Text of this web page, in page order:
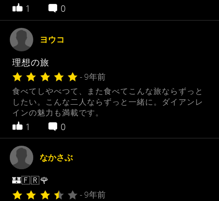
1 0
ヨウコ
理想の旅
- 9年前
食べてしやべつて、また食べてこんな旅ならずっと
したい。こんな二人ならずっと一緒に。ダイアンレ
インの魅力も満載です。
1 0
なかさぶ
🏰🇫🇷🌹
- 9年前